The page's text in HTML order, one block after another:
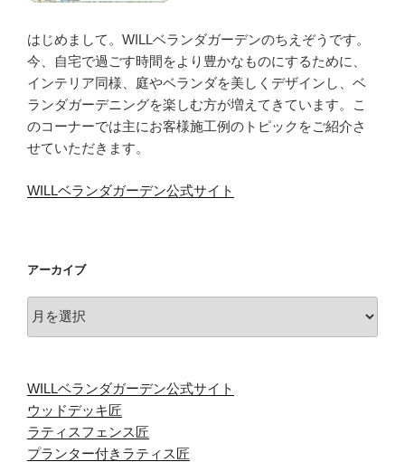
はじめまして。WILLベランダガーデンのちえぞうです。
今、自宅で過ごす時間をより豊かなものにするために、
インテリア同様、庭やベランダを美しくデザインし、ベ
ランダガーデニングを楽しむ方が増えてきています。こ
のコーナーでは主にお客様施工例のトピックをご紹介さ
せていただきます。
WILLベランダガーデン公式サイト
アーカイブ
ー
ブ
WILLベランダガーデン公式サイト
ウッドデッキ匠
ラティスフェンス匠
プランター付きラティス匠